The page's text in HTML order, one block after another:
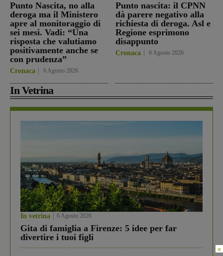
Punto Nascita, no alla
deroga ma il Ministero
apre al monitoraggio di
sei mesi. Vadi: “Una
risposta che valutiamo
positivamente anche se
con prudenza”
Cronaca 6 Agosto 2026
Punto nascita: il CPNN
dà parere negativo alla
richiesta di deroga. Asl e
Regione esprimono
disappunto
Cronaca 6 Agosto 2026
In Vetrina
In vetrina 6 Agosto 2026
Gita di famiglia a Firenze: 5 idee per far
divertire i tuoi figli
×